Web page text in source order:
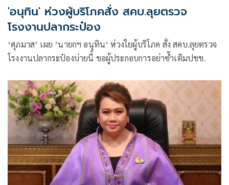
'อนุทิน' ห่วงผู้บริโภคสั่ง สคบ.ลุยตรวจ
โรงงานปลากระป๋อง
‘ศุภมาส’ เผย ‘นายกฯ อนุทิน’ ห่วงใยผู้บริโภค สั่ง สคบ.ลุยตรวจ
โรงงานปลากระป๋องบ่ายนี้ ขอผู้ประกอบการอย่าซ้ำเติมปชช.